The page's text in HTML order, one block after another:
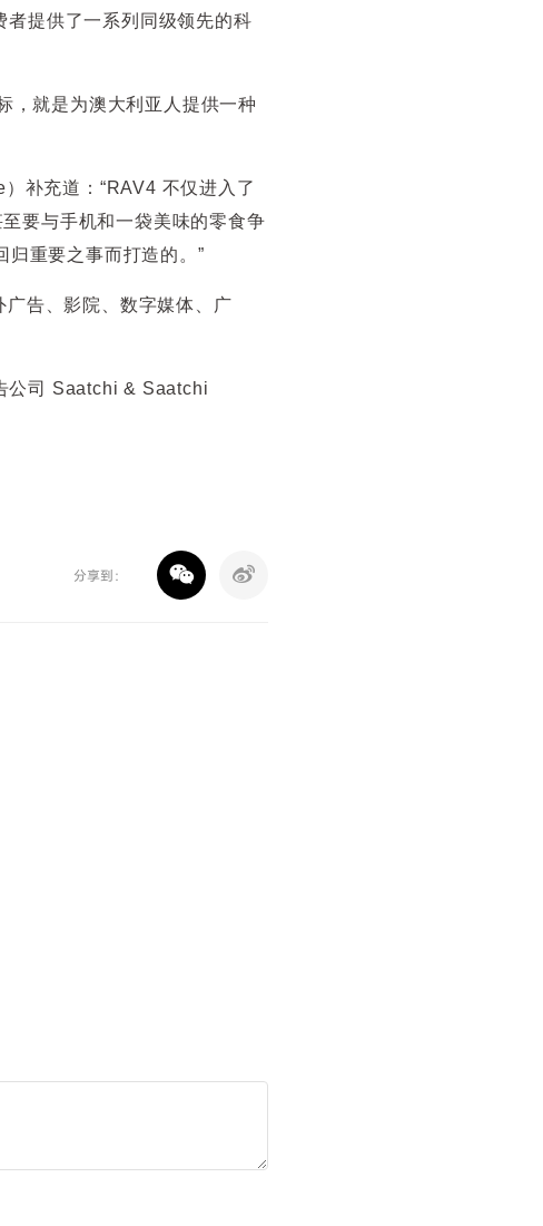
提供了一系列同级领先的科
，就是为澳大利亚人提供一种
补充道：“RAV4 不仅进入了
要与手机和一袋美味的零食争
归重要之事而打造的。”
告、影院、数字媒体、广
公司 Saatchi & Saatchi
分享到：